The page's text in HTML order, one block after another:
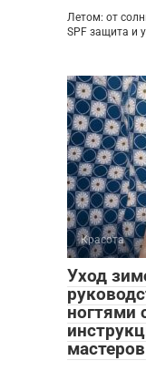
Летом: от
SPF защита и
Красота
Уход
ногтями